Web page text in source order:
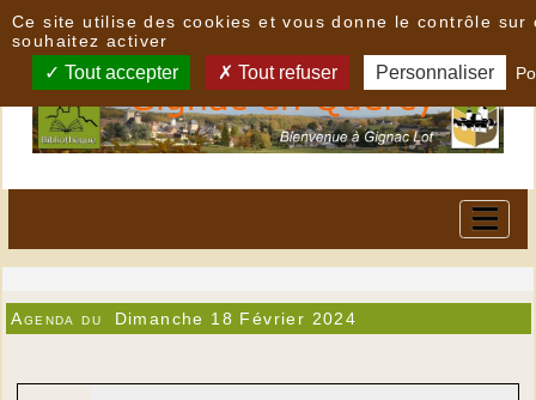
Agenda du Dimanche 18 Février 2024
Ce site utilise des cookies et vous donne le contrôle sur
souhaitez activer
Tout accepter Tout refuser Personnaliser